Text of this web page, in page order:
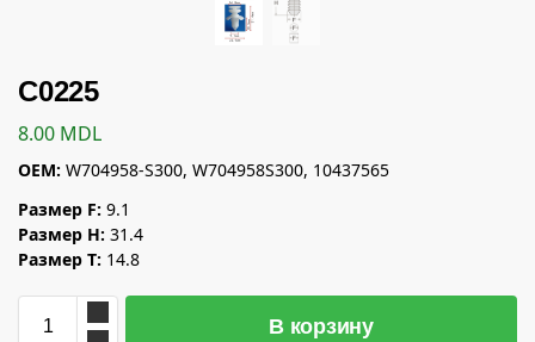
C0225
8.00 MDL
OEM: W704958-S300, W704958S300, 10437565
Размер F: 9.1
Размер H: 31.4
Размер T: 14.8
В корзину